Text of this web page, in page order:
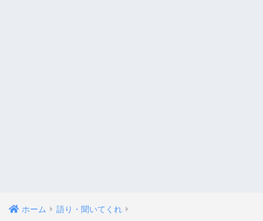
ホーム 語り・聞いてくれ